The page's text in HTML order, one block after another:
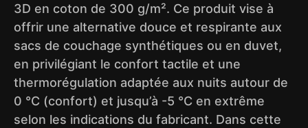
3D en coton de 300 g/m². Ce produit vise à
offrir une alternative douce et respirante aux
sacs de couchage synthétiques ou en duvet,
en privilégiant le confort tactile et une
thermorégulation adaptée aux nuits autour de
0 °C (confort) et jusqu’à -5 °C en extrême
selon les indications du fabricant. Dans cette